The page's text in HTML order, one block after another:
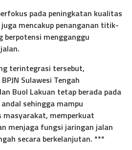
pada peningkatan kualitas
mencakup penanganan titik-
mengganggu
terintegrasi tersebut,
Sulawesi Tengah
Buol Lakuan tetap berada pada
sehingga mampu
masyarakat, memperkuat
menjaga fungsi jaringan jalan
secara berkelanjutan. ***